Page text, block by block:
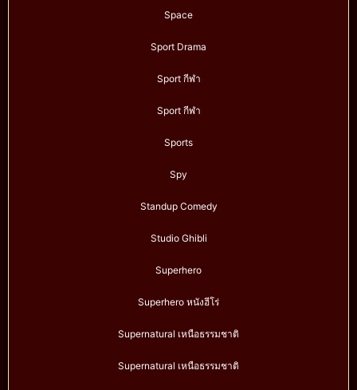
Space
Sport Drama
Sport กีฬา
Sport กีฬา
Sports
Spy
Standup Comedy
Studio Ghibli
Superhero
Superhero หนังฮีโร่
Supernatural เหนือธรรมชาติ
Supernatural เหนือธรรมชาติ